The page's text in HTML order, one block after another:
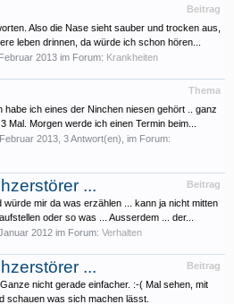
Beitrag
Also die Nase sieht sauber und trocken aus,
leben drinnen, da würde ich schon hören...
2013 im Forum: Krankheiten
Thema
habe ich eines der Ninchen niesen gehört .. ganz
Mal. Morgen werde ich einen Termin beim...
2013 , 3 Antwort(en), im Forum:
Beitrag
...
würde mir da was erzählen ... kann ja nicht mitten
oder so was ... Ausserdem ... der...
2012 im Forum: Verhalten
Beitrag
...
nicht gerade einfacher. :-( Mal sehen, mit
schauen was sich machen lässt.